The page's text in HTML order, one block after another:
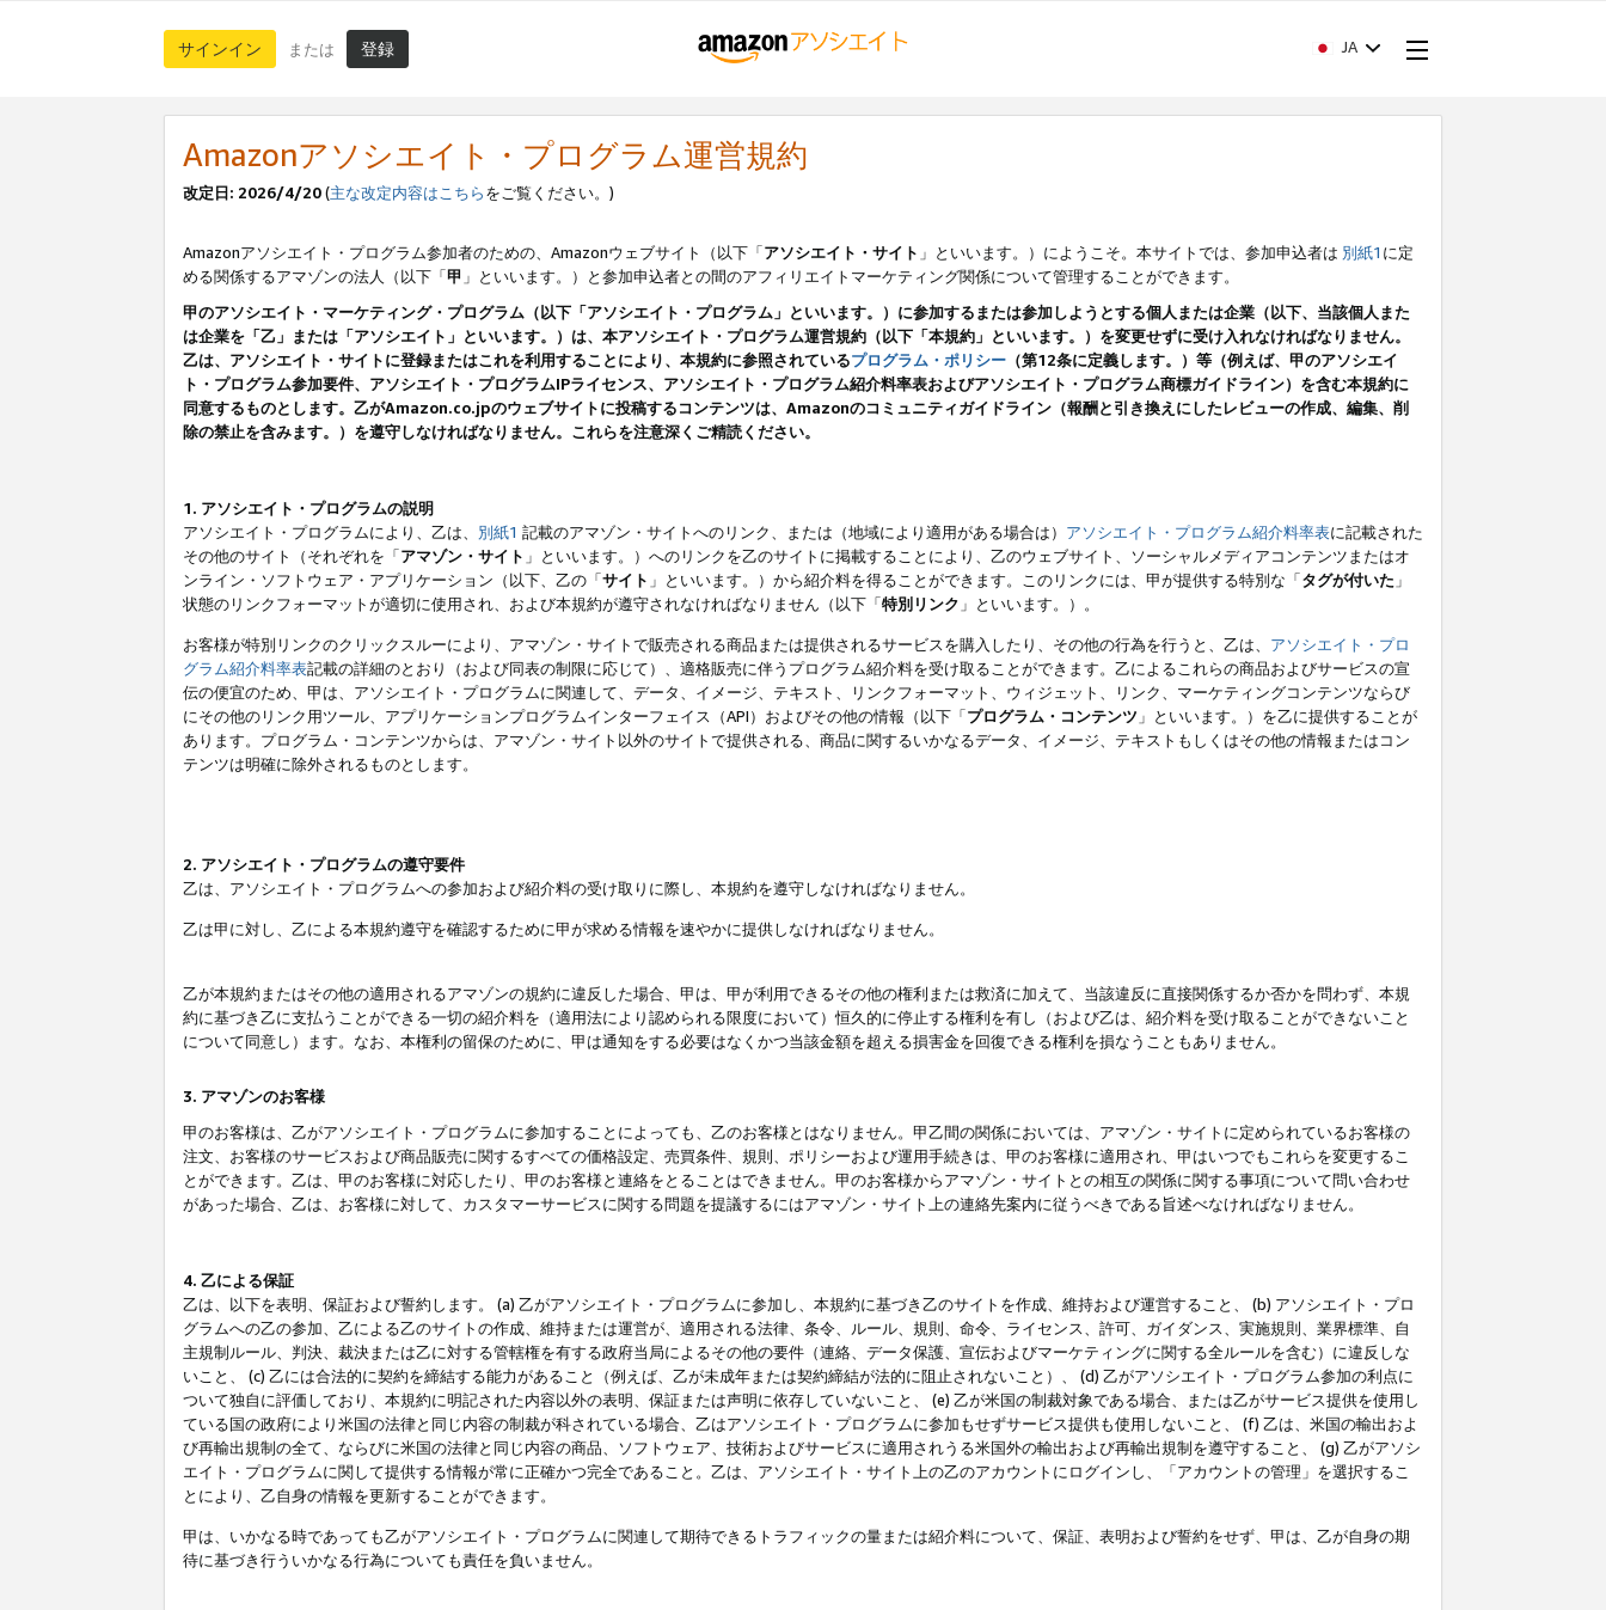
サインイン または 登録 JA
Amazonアソシエイト・プログラム運営規約
改定日: 2026/4/20(主な改定内容はこちらをご覧ください。)
Amazonアソシエイト・プログラム参加者のための、Amazonウェブサイト（以下「アソシエイト・サイト 」といいます。）にようこそ。本サイトでは、参加申込者は 別紙1 に定
める関係するアマゾンの法人（以下「甲 」といいます。）と参加申込者との間のアフィリエイトマーケティング関係について管理することができます。
甲のアソシエイト・マーケティング・プログラム（以下「アソシエイト・プログラム」といいます。）に参加するまたは参加しようとする個人または企業（以下、当該個人また
は企業を「乙」または「アソシエイト」といいます。）は、本アソシエイト・プログラム運営規約（以下「本規約」といいます。）を変更せずに受け入れなければなりません。
乙は、アソシエイト・サイトに登録またはこれを利用することにより、本規約に参照されているプログラム・ポリシー （第12条に定義します。）等（例えば、甲のアソシエイ
ト・プログラム参加要件、アソシエイト・プログラムIPライセンス、アソシエイト・プログラム紹介料率表およびアソシエイト・プログラム商標ガイドライン）を含む本規約に
同意するものとします。乙がAmazon.co.jpのウェブサイトに投稿するコンテンツは、Amazonのコミュニティガイドライン（報酬と引き換えにしたレビューの作成、編集、削
除の禁止を含みます。）を遵守しなければなりません。これらを注意深くご精読ください。
1. アソシエイト・プログラムの説明
アソシエイト・プログラムにより、乙は、 別紙1 記載のアマゾン・サイトへのリンク、または（地域により適用がある場合は） アソシエイト・プログラム紹介料率表に記載された
その他のサイト（それぞれを「アマゾン・サイト 」といいます。）へのリンクを乙のサイトに掲載することにより、乙のウェブサイト、ソーシャルメディアコンテンツまたはオ
ンライン・ソフトウェア・アプリケーション（以下、乙の「サイト 」といいます。）から紹介料を得ることができます。このリンクには、甲が提供する特別な「タグが付いた 」
状態のリンクフォーマットが適切に使用され、および本規約が遵守されなければなりません（以下「特別リンク 」といいます。）。
お客様が特別リンクのクリックスルーにより、アマゾン・サイトで販売される商品または提供されるサービスを購入したり、その他の行為を行うと、乙は、 アソシエイト・プロ
グラム紹介料率表記載の詳細のとおり（および同表の制限に応じて）、適格販売に伴うプログラム紹介料を受け取ることができます。乙によるこれらの商品およびサービスの宣
伝の便宜のため、甲は、アソシエイト・プログラムに関連して、データ、イメージ、テキスト、リンクフォーマット、ウィジェット、リンク、マーケティングコンテンツならび
にその他のリンク用ツール、アプリケーションプログラムインターフェイス（API）およびその他の情報（以下「プログラム・コンテンツ 」といいます。）を乙に提供することが
あります。プログラム・コンテンツからは、アマゾン・サイト以外のサイトで提供される、商品に関するいかなるデータ、イメージ、テキストもしくはその他の情報またはコン
テンツは明確に除外されるものとします。
2. アソシエイト・プログラムの遵守要件
乙は、アソシエイト・プログラムへの参加および紹介料の受け取りに際し、本規約を遵守しなければなりません。
乙は甲に対し、乙による本規約遵守を確認するために甲が求める情報を速やかに提供しなければなりません。
乙が本規約またはその他の適用されるアマゾンの規約に違反した場合、甲は、甲が利用できるその他の権利または救済に加えて、当該違反に直接関係するか否かを問わず、本規
約に基づき乙に支払うことができる一切の紹介料を（適用法により認められる限度において）恒久的に停止する権利を有し（および乙は、紹介料を受け取ることができないこと
について同意し）ます。なお、本権利の留保のために、甲は通知をする必要はなくかつ当該金額を超える損害金を回復できる権利を損なうこともありません。
3. アマゾンのお客様
甲のお客様は、乙がアソシエイト・プログラムに参加することによっても、乙のお客様とはなりません。甲乙間の関係においては、アマゾン・サイトに定められているお客様の
注文、お客様のサービスおよび商品販売に関するすべての価格設定、売買条件、規則、ポリシーおよび運用手続きは、甲のお客様に適用され、甲はいつでもこれらを変更するこ
とができます。乙は、甲のお客様に対応したり、甲のお客様と連絡をとることはできません。甲のお客様からアマゾン・サイトとの相互の関係に関する事項について問い合わせ
があった場合、乙は、お客様に対して、カスタマーサービスに関する問題を提議するにはアマゾン・サイト上の連絡先案内に従うべきである旨述べなければなりません。
4. 乙による保証
乙は、以下を表明、保証および誓約します。 (a) 乙がアソシエイト・プログラムに参加し、本規約に基づき乙のサイトを作成、維持および運営すること、 (b) アソシエイト・プロ
グラムへの乙の参加、乙による乙のサイトの作成、維持または運営が、適用される法律、条令、ルール、規則、命令、ライセンス、許可、ガイダンス、実施規則、業界標準、自
主規制ルール、判決、裁決または乙に対する管轄権を有する政府当局によるその他の要件（連絡、データ保護、宣伝およびマーケティングに関する全ルールを含む）に違反しな
いこと、 (c) 乙には合法的に契約を締結する能力があること（例えば、乙が未成年または契約締結が法的に阻止されないこと）、 (d) 乙がアソシエイト・プログラム参加の利点に
ついて独自に評価しており、本規約に明記された内容以外の表明、保証または声明に依存していないこと、 (e) 乙が米国の制裁対象である場合、または乙がサービス提供を使用し
ている国の政府により米国の法律と同じ内容の制裁が科されている場合、乙はアソシエイト・プログラムに参加もせずサービス提供も使用しないこと、 (f) 乙は、米国の輸出およ
び再輸出規制の全て、ならびに米国の法律と同じ内容の商品、ソフトウェア、技術およびサービスに適用されうる米国外の輸出および再輸出規制を遵守すること、 (g) 乙がアソシ
エイト・プログラムに関して提供する情報が常に正確かつ完全であること。乙は、アソシエイト・サイト上の乙のアカウントにログインし、「アカウントの管理」を選択するこ
とにより、乙自身の情報を更新することができます。
甲は、いかなる時であっても乙がアソシエイト・プログラムに関連して期待できるトラフィックの量または紹介料について、保証、表明および誓約をせず、甲は、乙が自身の期
待に基づき行ういかなる行為についても責任を負いません。